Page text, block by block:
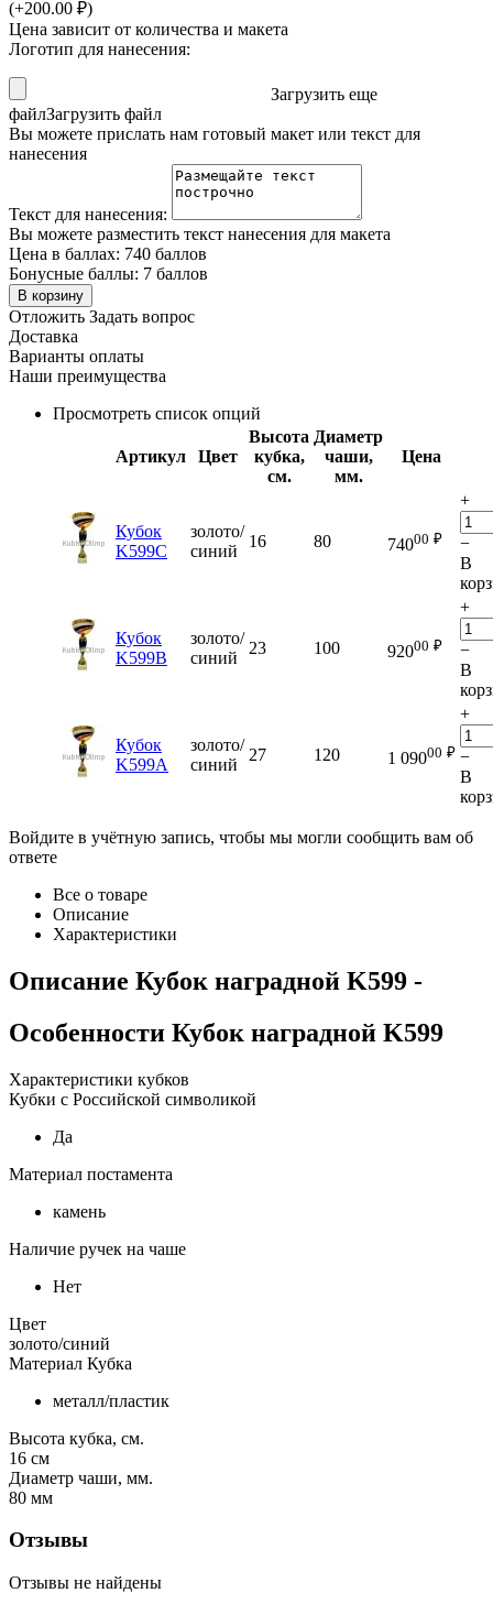
(+200.00 ₽)
Цена зависит от количества и макета
Логотип для нанесения:
Загрузить еще
файлЗагрузить файл
Вы можете прислать нам готовый макет или текст для
нанесения
Текст для нанесения:
Вы можете разместить текст нанесения для макета
Цена в баллах: 740 баллов
Бонусные баллы: 7 баллов
В корзину
Отложить Задать вопрос
Доставка
Варианты оплаты
Наши преимущества
Просмотреть список опций
Артикул Цвет
Высота
кубка,
см.
Диаметр
чаши,
мм.
Цена
Кубок
K599C
золото/
синий
16 80 74000 ₽
+
−
В
Кубок
K599B
золото/
синий
23 100 92000 ₽
+
−
В
Кубок
K599A
золото/
синий
27 120 1 09000 ₽
+
−
В
Войдите в учётную запись, чтобы мы могли сообщить вам об
ответе
Все о товаре
Описание
Характеристики
Описание Кубок наградной K599 -
Особенности Кубок наградной K599
Характеристики кубков
Кубки с Российской символикой
Да
Материал постамента
камень
Наличие ручек на чаше
Нет
Цвет
золото/синий
Материал Кубка
металл/пластик
Высота кубка, см.
16 см
Диаметр чаши, мм.
80 мм
Отзывы
Отзывы не найдены